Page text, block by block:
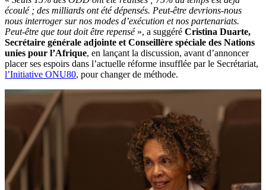
écoulé ; des milliards ont été dépensés. Peut-être devrions-nous
nous interroger sur nos modes d’exécution et nos partenariats.
Peut-être que tout doit être repensé», a suggéré Cristina Duarte,
Secrétaire générale adjointe et Conseillère spéciale des Nations
unies pour l’Afrique, en lançant la discussion, avant d’annoncer
placer ses espoirs dans l’actuelle réforme insufflée par le Secrétariat,
l’Initiative ONU80, pour changer de méthode.